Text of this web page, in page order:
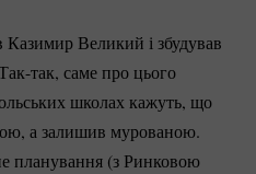
Казимир Великий і збудував
так, саме про цього
школах кажуть, що
а залишив мурованою.
планування (з Ринковою